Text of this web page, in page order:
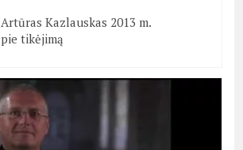
Kazlauskas 2013 m.
tikėjimą